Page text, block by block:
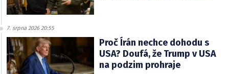
7. srpna 2026 20:55
Proč Írán nechce dohodu s
USA? Doufá, že Trump v USA
na podzim prohraje